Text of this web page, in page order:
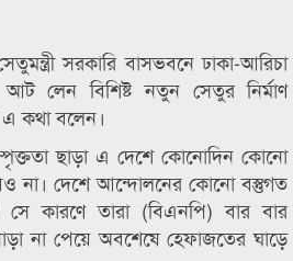
সরকারি বাসভবনে ঢাকা-আরিচা
লেন বিশিষ্ট নতুন সেতুর নির্মাণ
এ কথা বলেন।
ছাড়া এ দেশে কোনোদিন কোনো
না। দেশে আন্দোলনের কোনো বস্তুগত
সে কারণে তারা (বিএনপি) বার বার
না পেয়ে অবশেষে হেফাজতের ঘাড়ে